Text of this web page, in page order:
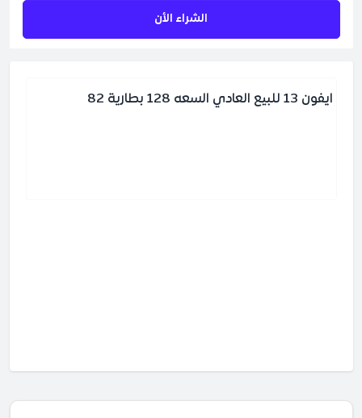
الشراء الأن
ايفون 13 للبيع العادي السعه 128 بطارية 82